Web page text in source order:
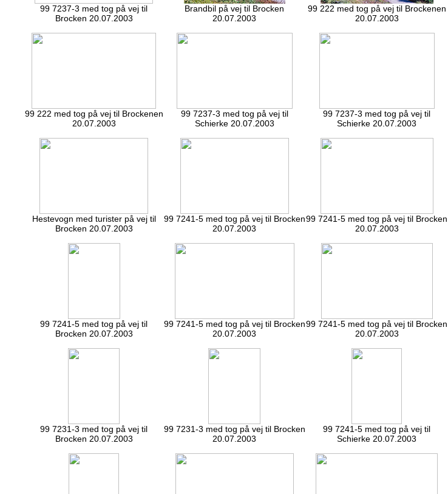
99 7237-3 med tog på vej til
Brocken 20.07.2003
Brandbil på vej til Brocken
20.07.2003
99 222 med tog på vej til Brockenen
20.07.2003
99 222 med tog på vej til Brockenen
20.07.2003
99 7237-3 med tog på vej til
Schierke 20.07.2003
99 7237-3 med tog på vej til
Schierke 20.07.2003
Hestevogn med turister på vej til
Brocken 20.07.2003
99 7241-5 med tog på vej til Brocken
20.07.2003
99 7241-5 med tog på vej til Brocken
20.07.2003
99 7241-5 med tog på vej til
Brocken 20.07.2003
99 7241-5 med tog på vej til Brocken
20.07.2003
99 7241-5 med tog på vej til Brocken
20.07.2003
99 7231-3 med tog på vej til
Brocken 20.07.2003
99 7231-3 med tog på vej til Brocken
20.07.2003
99 7241-5 med tog på vej til
Schierke 20.07.2003